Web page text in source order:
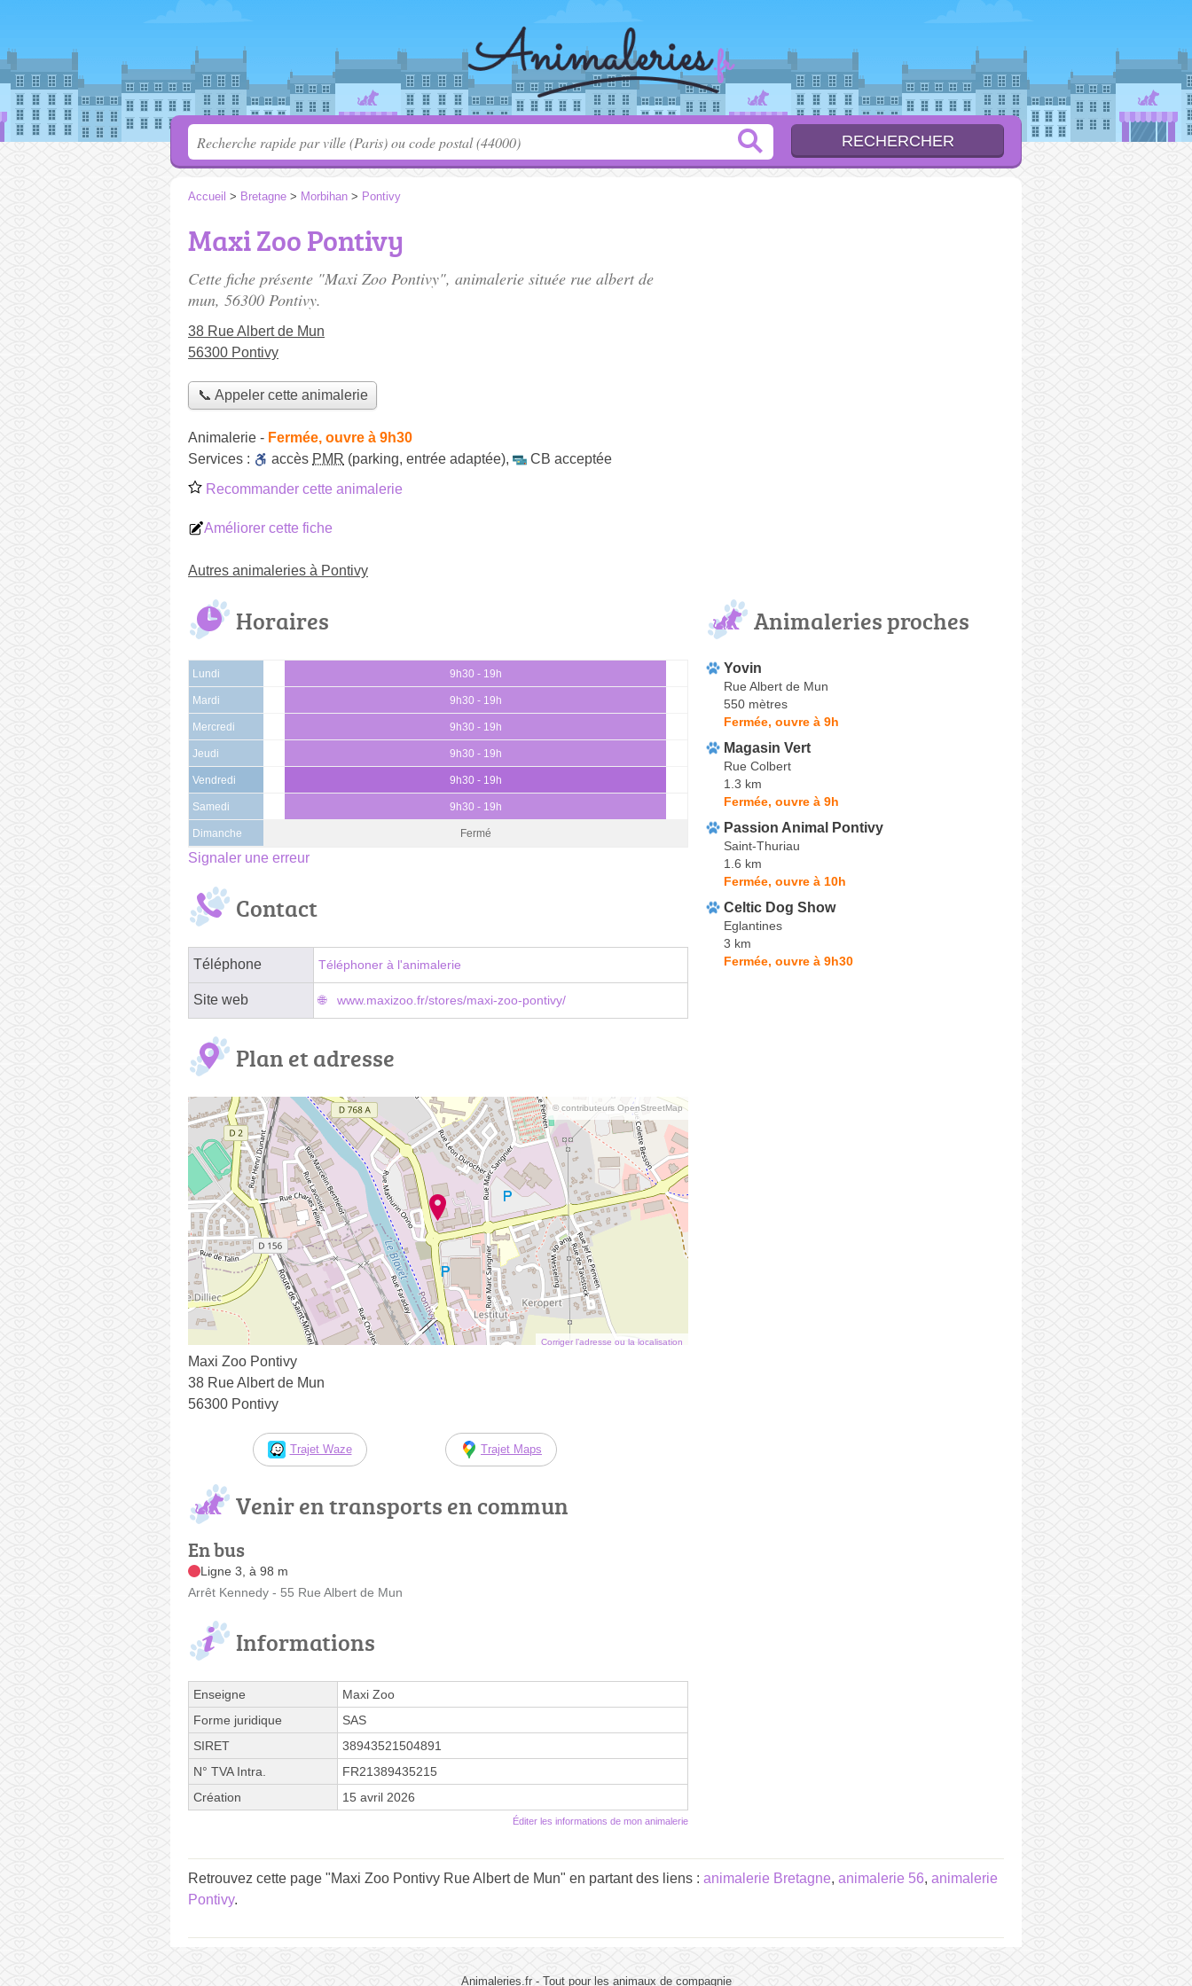
Accueil > Bretagne > Morbihan > Pontivy
Maxi Zoo Pontivy
Cette fiche présente "Maxi Zoo Pontivy", animalerie située rue albert de
mun, 56300 Pontivy.
38 Rue Albert de Mun
56300 Pontivy
📞 Appeler cette animalerie
Animalerie - Fermée, ouvre à 9h30
Services :
accès PMR (parking, entrée adaptée),
CB acceptée
Recommander cette animalerie
Améliorer cette fiche
Autres animaleries à Pontivy
Horaires
Lundi 9h30 - 19h
Mardi 9h30 - 19h
Mercredi 9h30 - 19h
Jeudi 9h30 - 19h
Vendredi 9h30 - 19h
Samedi 9h30 - 19h
Dimanche Fermé
Signaler une erreur
Contact
Téléphone Téléphoner à l'animalerie
Site web www.maxizoo.fr/stores/maxi-zoo-pontivy/
Plan et adresse
© contributeurs OpenStreetMap
Corriger l’adresse ou la localisation
Maxi Zoo Pontivy
38 Rue Albert de Mun
56300 Pontivy
Trajet Waze Trajet Maps
Venir en transports en commun
En bus
Ligne 3, à 98 m
Arrêt Kennedy - 55 Rue Albert de Mun
Informations
Enseigne
Maxi Zoo
Forme juridique
SAS
SIRET
38943521504891
N° TVA Intra.
FR21389435215
Création
15 avril 2026
Éditer les informations de mon animalerie
Animaleries proches
Yovin
Rue Albert de Mun
550 mètres
Fermée, ouvre à 9h
Magasin Vert
Rue Colbert
1.3 km
Fermée, ouvre à 9h
Passion Animal Pontivy
Saint-Thuriau
1.6 km
Fermée, ouvre à 10h
Celtic Dog Show
Eglantines
3 km
Fermée, ouvre à 9h30
Retrouvez cette page "Maxi Zoo Pontivy Rue Albert de Mun" en partant des liens : animalerie Bretagne, animalerie 56, animalerie
Pontivy.
Animaleries.fr - Tout pour les animaux de compagnie